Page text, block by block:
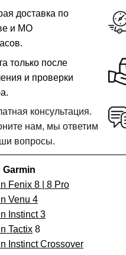
только после
и проверки
доставка по
и МО
консультация.
нам, мы ответим
вопросы.
Fenix 8 | 8 Pro
Venu 4
Instinct 3
Tactix 8
Instinct Crossover